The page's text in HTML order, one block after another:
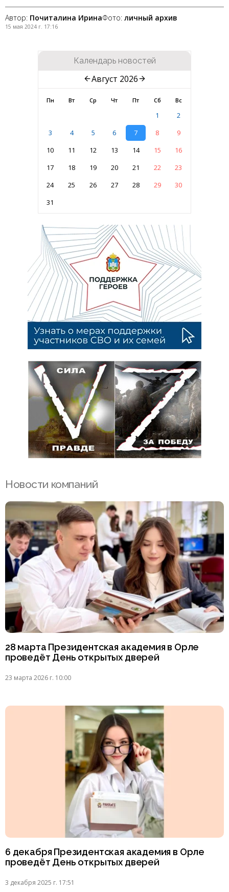
Автор: Почиталина ИринаФото: личный архив
15 мая 2024 г. 17:16
Календарь новостей
Август 2026
Пн Вт Ср Чт Пт Сб Вс
1
2
3
4 5 6 7 8
9
10
11 12 13 14 15
16
17
18 19 20 21 22
23
24
25 26 27 28 29
30
31
Новости компаний
28 марта Президентская академия в Орле
проведёт День открытых дверей
23 марта 2026 г. 10:00
6 декабря Президентская академия в Орле
проведёт День открытых дверей
3 декабря 2025 г. 17:51